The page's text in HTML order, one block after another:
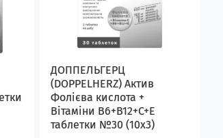
ДОППЕЛЬГЕРЦ
(DOPPELHERZ) Актив
Фолієва кислота +
Вітаміни В6+В12+С+Е
таблетки №30 (10х3)